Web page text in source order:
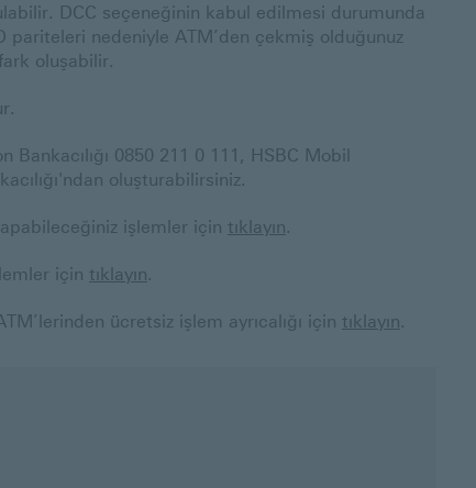
DCC seçeneğinin kabul edilmesi durumunda
pariteleri nedeniyle ATM’den çekmiş olduğunuz
oluşabilir.
Bankacılığı 0850 211 0 111, HSBC Mobil
oluşturabilirsiniz.
işlemler için HSBC
ATM’lerinde
tıklayın.
için Diğer
ATM’lerinde
tıklayın.
ücretsiz işlem ayrıcalığı için tıklayın.